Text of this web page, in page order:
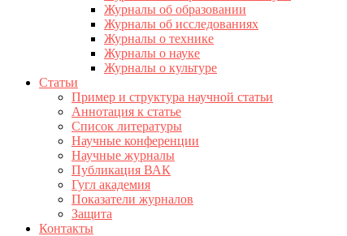
Журналы об образовании
Журналы об исследованиях
Журналы о технике
Журналы о науке
Журналы о культуре
Статьи
Пример и структура научной статьи
Аннотация к статье
Список литературы
Научные конференции
Научные журналы
Публикация ВАК
Гугл академия
Показатели журналов
Защита
Контакты